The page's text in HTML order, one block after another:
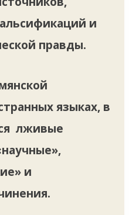
и
правды.
языках, в
лживые
и